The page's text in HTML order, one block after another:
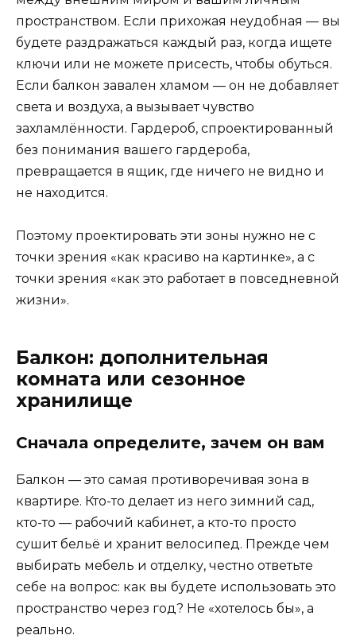
пространством. Если прихожая неудобная — вы
будете раздражаться каждый раз, когда ищете
ключи или не можете присесть, чтобы обуться.
Если балкон завален хламом — он не добавляет
света и воздуха, а вызывает чувство
захламлённости. Гардероб, спроектированный
без понимания вашего гардероба,
превращается в ящик, где ничего не видно и
не находится.
Поэтому проектировать эти зоны нужно не с
точки зрения «как красиво на картинке», а с
точки зрения «как это работает в повседневной
жизни».
Балкон: дополнительная
комната или сезонное
хранилище
Сначала определите, зачем он вам
Балкон — это самая противоречивая зона в
квартире. Кто-то делает из него зимний сад,
кто-то — рабочий кабинет, а кто-то просто
сушит бельё и хранит велосипед. Прежде чем
выбирать мебель и отделку, честно ответьте
себе на вопрос: как вы будете использовать это
пространство через год? Не «хотелось бы», а
реально.